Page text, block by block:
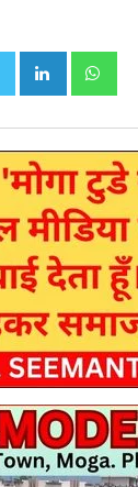
LinkedIn